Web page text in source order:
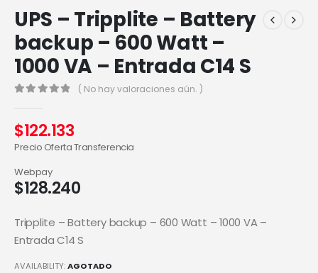
UPS – Tripplite – Battery
backup – 600 Watt –
1000 VA – Entrada C14 S
( No hay valoraciones aún. )
$122.133
Precio Oferta Transferencia
$128.240
Webpay
Tripplite – Battery backup – 600 Watt – 1000 VA –
Entrada C14 S
AVAILABILITY:AGOTADO